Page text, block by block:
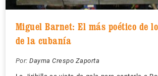
Miguel Barnet: El más poético de
de la cubanía
Por: Dayma Crespo Zaporta